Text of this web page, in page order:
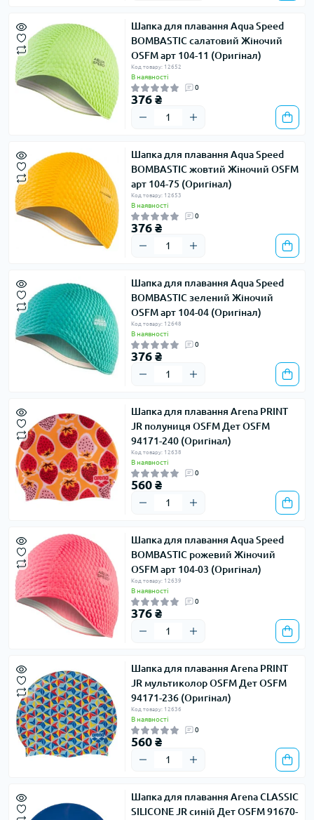
Шапка для плавання Aqua Speed ​​
BOMBASTIC салатовий Жіночий
OSFM арт 104-11 (Оригінал)
Код товару: 12652
В наявності
0
376 ₴
Шапка для плавання Aqua Speed ​​
BOMBASTIC жовтий Жіночий OSFM
арт 104-75 (Оригінал)
Код товару: 12653
В наявності
0
376 ₴
Шапка для плавання Aqua Speed ​​
BOMBASTIC зелений Жіночий
OSFM арт 104-04 (Оригінал)
Код товару: 12648
В наявності
0
376 ₴
Шапка для плавання Arena PRINT
JR полуниця OSFM Дет OSFM
94171-240 (Оригінал)
Код товару: 12638
В наявності
0
560 ₴
Шапка для плавання Aqua Speed ​​
BOMBASTIC рожевий Жіночий
OSFM арт 104-03 (Оригінал)
Код товару: 12639
В наявності
0
376 ₴
Шапка для плавання Arena PRINT
JR мультиколор OSFM Дет OSFM
94171-236 (Оригінал)
Код товару: 12636
В наявності
0
560 ₴
Шапка для плавання Arena CLASSIC
SILICONE JR синій Дет OSFM 91670-